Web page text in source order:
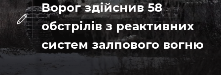
Ворог здійснив 58
обстрілів з реактивних
систем залпового вогню